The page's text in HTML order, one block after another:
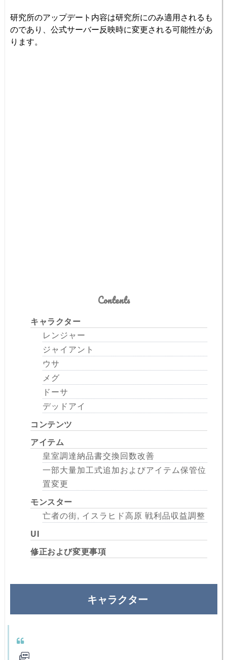
研究所のアップデート内容は研究所にのみ適用されるも
のであり、公式サーバー反映時に変更される可能性があ
ります。
Contents
キャラクター
レンジャー
ジャイアント
ウサ
メグ
ドーサ
デッドアイ
コンテンツ
アイテム
皇室調達納品書交換回数改善
一部大量加工式追加およびアイテム保管位
置変更
モンスター
亡者の街, イスラヒド高原 戦利品収益調整
UI
修正および変更事項
キャラクター